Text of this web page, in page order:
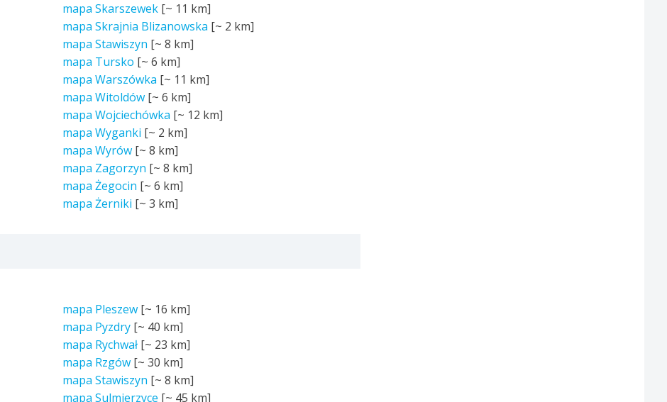
mapa Skarszewek[~ 11 km]
mapa Skrajnia Blizanowska [~ 2 km]
mapa Stawiszyn [~ 8 km]
mapa Tursko [~ 6 km]
mapa Warszówka [~ 11 km]
mapa Witoldów[~ 6 km]
mapa Wojciechówka [~ 12 km]
mapa Wyganki [~ 2 km]
mapa Wyrów[~ 8 km]
mapa Zagorzyn [~ 8 km]
mapa Żegocin [~ 6 km]
mapa Żerniki [~ 3 km]
mapa Pleszew[~ 16 km]
mapa Pyzdry[~ 40 km]
mapa Rychwał[~ 23 km]
mapa Rzgów[~ 30 km]
mapa Stawiszyn [~ 8 km]
mapa Sulmierzyce [~ 45 km]